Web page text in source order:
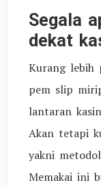
Segala
dekat
Kurang lebih
pem slip
lantaran
Akan tetapi
yakni
Memakai ini